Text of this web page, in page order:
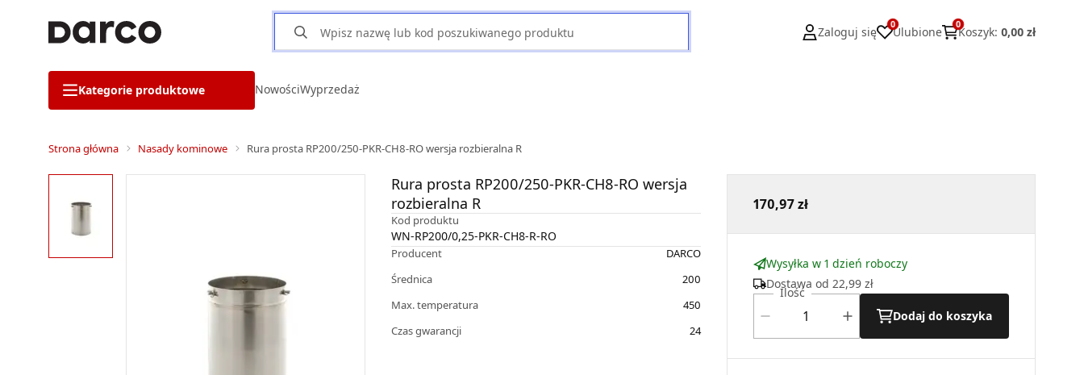
Zaloguj się
0
Ulubione
0
Koszyk: 0,00 zł
Kategorie produktowe NowościWyprzedaż
Strona główna Nasady kominowe Rura prosta RP200/250-PKR-CH8-RO wersja rozbieralna R
Rura prosta RP200/250-PKR-CH8-RO wersja
rozbieralna R
Kod produktu
WN-RP200/0,25-PKR-CH8-R-RO
Producent
DARCO
Średnica
200
Max. temperatura
450
Czas gwarancji
24
170,97 zł
Wysyłka w 1 dzień roboczy
Dostawa od 22,99 zł
Ilość
Dodaj do koszyka